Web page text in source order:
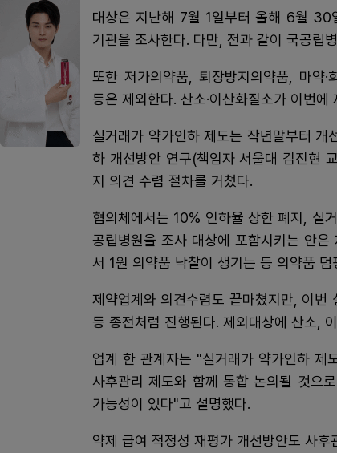
대상은 지난해 7월 1일부터 올해 6월
기관을 조사한다. 다만, 전과 같이 국공립
또한 저가의약품, 퇴장방지의약품, 마약·
등은 제외한다. 산소·이산화질소가 이번에
실거래가 약가인하 제도는 작년말부터
하 개선방안 연구(책임자 서울대 김진현
지 의견 수렴 절차를 거쳤다.
협의체에서는 10% 인하율 상한 폐지, 실
공립병원을 조사 대상에 포함시키는 안은
서 1원 의약품 낙찰이 생기는 등 의약품
제약업계와 의견수렴도 끝마쳤지만, 이번
등 종전처럼 진행된다. 제외대상에 산소,
업계 한 관계자는 "실거래가 약가인하 제
사후관리 제도와 함께 통합 논의될 것으
가능성이 있다"고 설명했다.
약제 급여 적정성 재평가 개선방안도 사